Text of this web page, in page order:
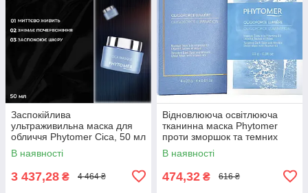
Заспокійлива
ультраживильна маска для
обличчя Phytomer Cica, 50 мл
В наявності
3 437,28 ₴ 4 464 ₴
Відновлююча освітлююча
тканинна маска Phytomer
проти зморшок та темних
плям "Oligoforce" , 23г
В наявності
474,32 ₴ 616 ₴